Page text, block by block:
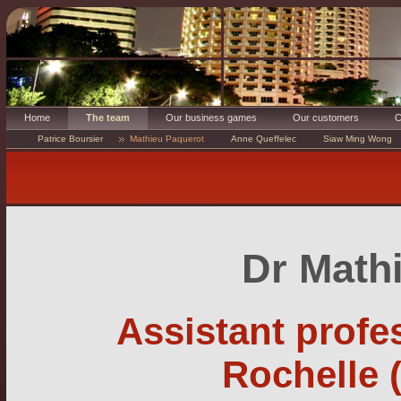
Home The team Our business games Our customers
Patrice Boursier Mathieu Paquerot Anne Queffelec Siaw Ming Wong
Dr
Assistant
Rochelle